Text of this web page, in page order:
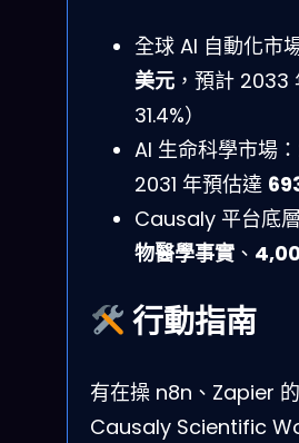
全球 AI 自動化市
美元 ，預計 2033
31.4%）
AI 生命科學市場
2031 年預估達
Causaly 平台底
物醫學事實 、
行動指南
有在操 n8n、Zapier
Causaly Scientific